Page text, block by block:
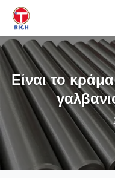
Είναι το